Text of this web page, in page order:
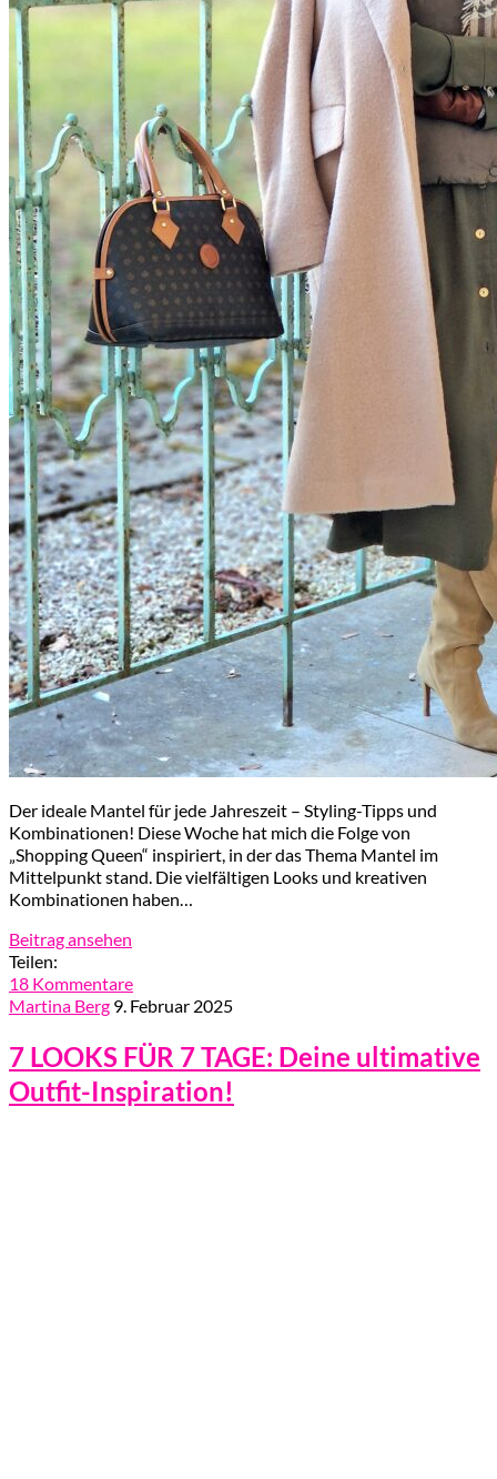
Der ideale Mantel für jede Jahreszeit – Styling-Tipps und
Kombinationen! Diese Woche hat mich die Folge von
„Shopping Queen“ inspiriert, in der das Thema Mantel im
Mittelpunkt stand. Die vielfältigen Looks und kreativen
Kombinationen haben…
Beitrag ansehen
Teilen:
18 Kommentare
Martina Berg 9. Februar 2025
7 LOOKS FÜR 7 TAGE: Deine ultimative
Outfit-Inspiration!